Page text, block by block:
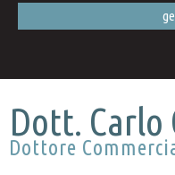
Dott.
Dottore